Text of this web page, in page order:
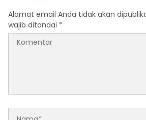
Alamat email Anda tidak akan
wajib ditandai *